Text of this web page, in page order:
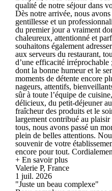
qualité de notre séjour dans
Dès notre arrivée, nous
gentillesse et un
du premier jour a vraiment
chaleureux, attentionné et
souhaitons également
aux serveurs du restaurant,
d’une efficacité
dont la bonne humeur et le
moments de détente encore
nageurs, attentifs,
sûr à toute l’équipe de
délicieux, du petit-déjeuner
fraîcheur des produits et le
largement contribué au
tous, nous avons passé un
plein de belles attentions.
souvenir de votre
encore pour tout.
+ En savoir plus
Valerie P, France
1 juil. 2026
"Juste un beau complexe"